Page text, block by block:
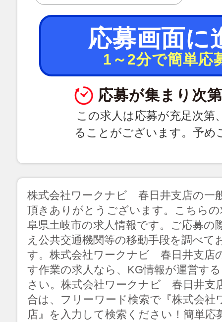
応募画面に
1～2分で簡単応
応募が集まり次
この求人は応募が充足次第
ることがございます。予め
株式会社ワークナビ 春日井支店の一
頂きありがとうございます。こちら
阜県土岐市の求人情報です。ご応募の
え公共交通機関等の移動手段を調べ
す。株式会社ワークナビ 春日井支店
す作業の求人なら、KG情報が運営す
さい。株式会社ワークナビ 春日井支
合は、フリーワード検索で『株式会
店』を入力して検索ください！簡単応